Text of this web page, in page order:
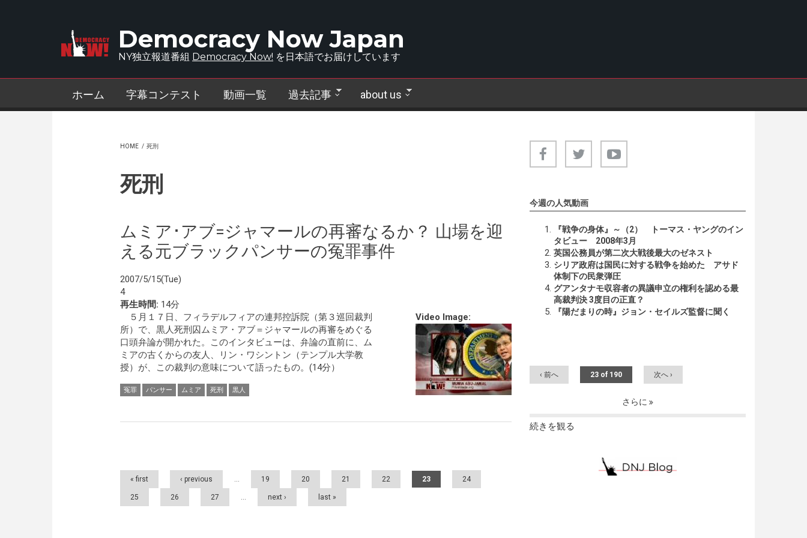
Democracy Now Japan
NY独立報道番組 Democracy Now! を日本語でお届けしています
ホーム 字幕コンテスト 動画一覧 過去記事 about us
HOME / 死刑
死刑
ムミア･アブ=ジャマールの再審なるか？ 山場を迎
える元ブラックパンサーの冤罪事件
2007/5/15(Tue)
4
再生時間: 14分
Video Image:
５月１７日、フィラデルフィアの連邦控訴院（第３巡回裁判
所）で、黒人死刑囚ムミア・アブ＝ジャマールの再審をめぐる
口頭弁論が開かれた。このインタビューは、弁論の直前に、ム
ミアの古くからの友人、リン・ワシントン（テンプル大学教
授）が、この裁判の意味について語ったもの。(14分）
冤罪 パンサー ムミア 死刑 黒人
Pages
« first ‹ previous … 19 20 21 22 23 24
25 26 27 … next › last »
今週の人気動画
『戦争の身体』～（2） トーマス・ヤングのイン
タビュー 2008年3月
英国公務員が第二次大戦後最大のゼネスト
シリア政府は国民に対する戦争を始めた アサド
体制下の民衆弾圧
グアンタナモ収容者の異議申立の権利を認める最
高裁判決 3度目の正直？
『陽だまりの時』ジョン・セイルズ監督に聞く
‹ 前へ 23 of 190 次へ ›
さらに
続きを観る